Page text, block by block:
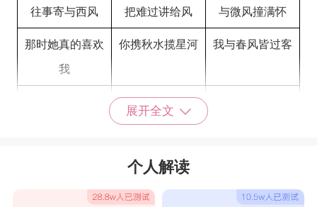
往事寄与西风 把难过讲给风 与微风撞满怀
那时她真的喜欢
我
你携秋水揽星河 我与春风皆过客
尽我余生守你温
柔
英雄联盟id名字推荐沙雕
展开全文
个人解读